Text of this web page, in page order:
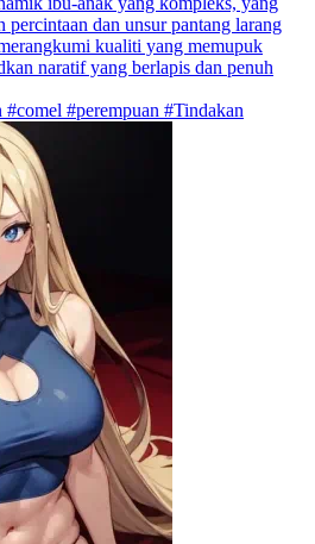
percintaan dan unsur pantang larang
kualiti yang memupuk
naratif yang berlapis dan penuh
#perempuan #Tindakan